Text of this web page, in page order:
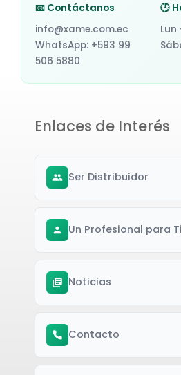
📧 Contáctanos
info@xame.com.ec
WhatsApp: +593 99
506 5880
🕐
Lun
Enlaces de Interés
Ser Distribuidor
Un Profesional para Ti
Noticias
Contacto